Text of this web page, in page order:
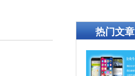
热门文章